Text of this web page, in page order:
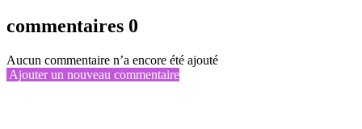
commentaires 0
Aucun commentaire n’a encore été ajouté
Ajouter un nouveau commentaire